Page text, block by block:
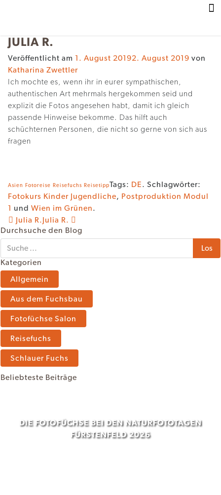
JULIA R.
Veröffentlicht am 1. August 20192. August 2019 von
Katharina Zwettler
Ich mochte es, wenn ihr in eurer sympathischen,
authentischen Art mehrmals hergekommen seid und
explizit die Fotos angesehen habt, damit ich gleich
passende Hinweise bekomme. Das hilft auch
schüchternen Personen, die nicht so gerne von sich aus
fragen
Asien Fotoreise Reisefuchs ReisetippTags: DE. Schlagwörter:
Fotokurs Kinder Jugendliche, Postproduktion Modul
1 und Wien im Grünen.
BEITRAGS-
NAVIGATION
Julia R.Julia R.
Durchsuche den Blog
Kategorien
Allgemein
Aus dem Fuchsbau
Fotofüchse Salon
Reisefuchs
Schlauer Fuchs
Beliebteste Beiträge
DIE FOTOFÜCHSE BEI DEN NATURFOTOTAGEN
FÜRSTENFELD 2026